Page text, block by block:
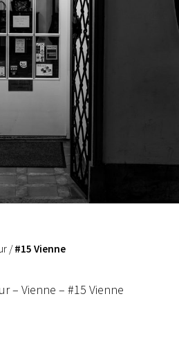
/#15 Vienne
– Vienne – #15 Vienne